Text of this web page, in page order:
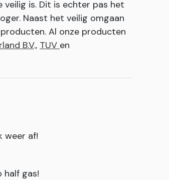
veilig is. Dit is echter pas het
Naast het veilig omgaan
Al onze producten
B.V., TUV en
weer af!
half gas!